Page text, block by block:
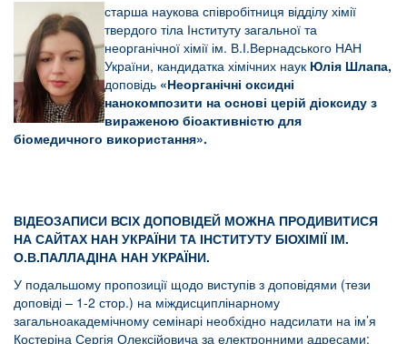
старша наукова співробітниця відділу хімії
твердого тіла Інституту загальної та
неорганічної хімії ім. В.І.Вернадського НАН
України, кандидатка хімічних наук Юлія Шлапа,
доповідь «Неорганічні оксидні
нанокомпозити на основі церій діоксиду з
вираженою біоактивністю для
біомедичного використання».
ВІДЕОЗАПИСИ ВСІХ ДОПОВІДЕЙ МОЖНА ПРОДИВИТИСЯ
НА САЙТАХ НАН УКРАЇНИ ТА ІНСТИТУТУ БІОХІМІЇ ІМ.
О.В.ПАЛЛАДІНА НАН УКРАЇНИ.
У подальшому пропозиції щодо виступів з доповідями (тези
доповіді – 1-2 стор.) на міждисциплінарному
загальноакадемічному семінарі необхідно надсилати на ім’я
Костеріна Сергія Олексійовича за електронними адресами: